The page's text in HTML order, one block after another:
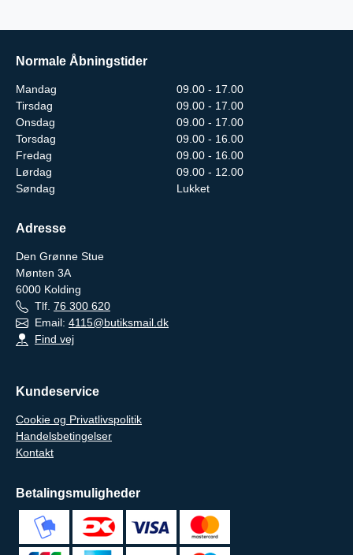
Normale Åbningstider
Mandag
09.00 - 17.00
Tirsdag
09.00 - 17.00
Onsdag
09.00 - 17.00
Torsdag
09.00 - 16.00
Fredag
09.00 - 16.00
Lørdag
09.00 - 12.00
Søndag
Lukket
Adresse
Den Grønne Stue
Mønten 3A
6000 Kolding
Tlf. 76 300 620
Email: 4115@butiksmail.dk
Find vej
Kundeservice
Cookie og Privatlivspolitik
Handelsbetingelser
Kontakt
Betalingsmuligheder